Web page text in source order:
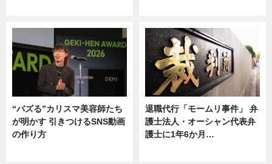
“バズる”カリスマ美容師たち
が明かす 引きつけるSNS動画
の作り方
退職代行「モームリ事件」 弁
護士法人・オーシャン代表弁
護士に1年6か月…